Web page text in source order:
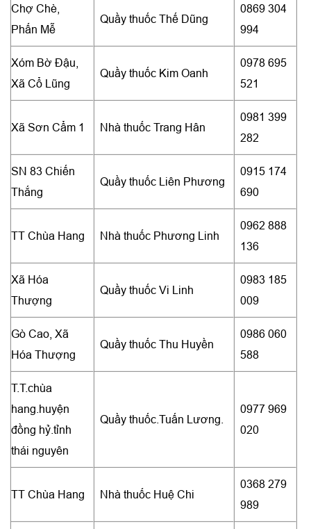
Chợ Chè,
Phấn Mễ
Quầy thuốc Thế Dũng
0869 304
994
Xóm Bờ Đậu,
Xã Cổ Lũng
Quầy thuốc Kim Oanh
0978 695
521
Xã Sơn Cẩm 1 Nhà thuốc Trang Hân
0981 399
282
SN 83 Chiến
Thắng
Quầy thuốc Liên Phương
0915 174
690
TT Chùa Hang Nhà thuốc Phương Linh
0962 888
136
Xã Hóa
Thượng
Quầy thuốc Vi Linh
0983 185
009
Gò Cao, Xã
Hóa Thượng
Quầy thuốc Thu Huyền
0986 060
588
T.T.chùa
hang.huyện
đồng hỷ.tỉnh
thái nguyên
Quầy thuốc.Tuấn Lương.
0977 969
020
TT Chùa Hang Nhà thuốc Huệ Chi
0368 279
989